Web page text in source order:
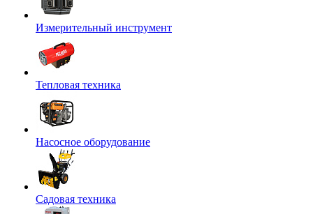
Измерительный инструмент
Тепловая техника
Насосное оборудование
Садовая техника